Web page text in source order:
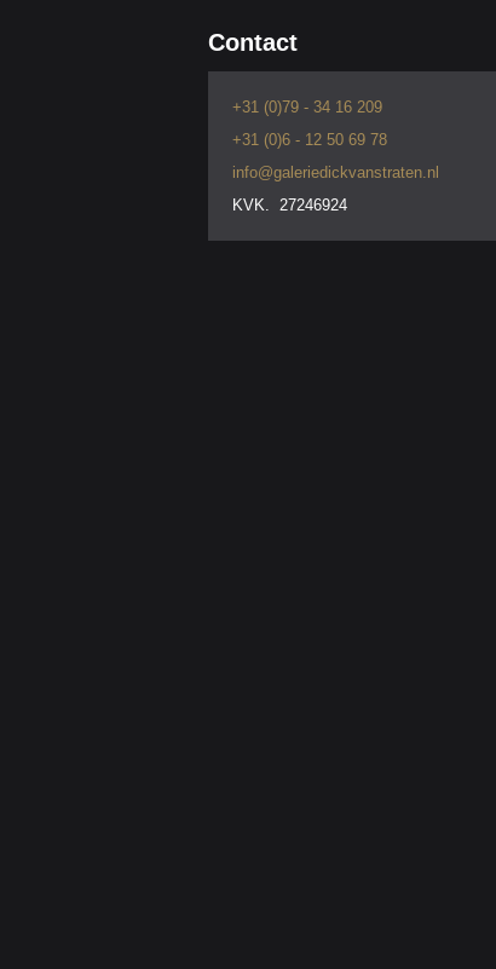
Contact
+31 (0)79 - 34 16 209
+31 (0)6 - 12 50 69 78
info@galeriedickvanstraten.nl
KVK. 27246924